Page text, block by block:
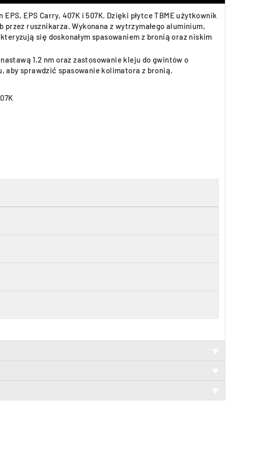
EPS Carry, 407K i 507K. Dzięki płytce TBME użytkownik
rusznikarza. Wykonana z wytrzymałego aluminium,
się doskonałym spasowaniem z bronią oraz niskim
1,2 nm oraz zastosowanie kleju do gwintów o
aby sprawdzić spasowanie kolimatora z bronią.